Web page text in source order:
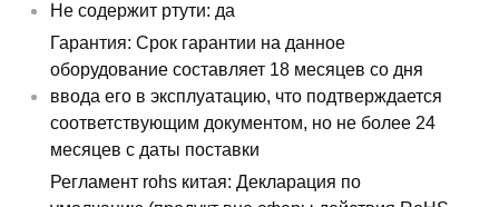
Не содержит ртути: да
Гарантия: Срок гарантии на данное
оборудование составляет 18 месяцев со дня
ввода его в эксплуатацию, что подтверждается
соответствующим документом, но не более 24
месяцев с даты поставки
Регламент rohs китая: Декларация по